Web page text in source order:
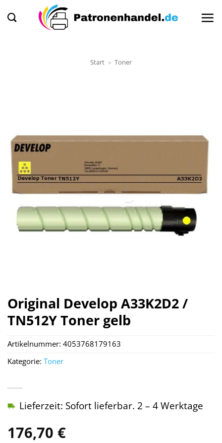
Inhalt
Start » Toner
Original Develop A33K2D2 /
TN512Y Toner gelb
176,70 €
Lieferzeit: Sofort lieferbar. 2 – 4 Werktage
Artikelnummer: 4053768179163
Kategorie: Toner